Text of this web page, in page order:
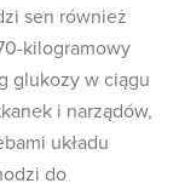
sen również
kilogramowy
glukozy w ciągu
i narządów,
układu
do